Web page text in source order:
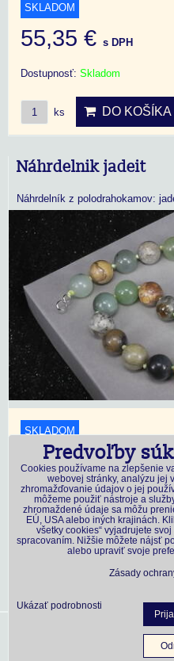
SKLADOM
55,35 € s DPH
Dostupnosť: Skladom
ks DO KOŠÍKA
Náhrdelnik jadeit
Náhrdelník z polodrahokamov:
SKLADOM
18,45 €s DPH
Dostupnosť:Skladom
ks DO KOŠÍKA
Zásady
Predvoľby
Cookies používame na zlepšenie
webovej stránky, analýzu jej
zhromažďovanie údajov o jej
môžeme použiť nástroje a
zhromaždené údaje sa môžu
EÚ, USA alebo iných krajinách.
všetky cookies“ vyjadrujete
spracovaním. Nižšie môžete nájsť
alebo upraviť svoje
Zásady
Ukázať podrobnosti